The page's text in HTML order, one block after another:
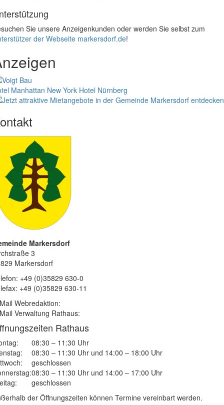
Sie unsere Anzeigenkunden oder werden Sie selbst zum
der Webseite markersdorf.de!
Manhattan New York Hotel Nürnberg
Markersdorf
3
Markersdorf
+49 (0)35829 630-0
+49 (0)35829 630-11
Webredaktion:
Verwaltung Rathaus:
Rathaus
08:30 – 11:30 Uhr
08:30 – 11:30 Uhr und 14:00 – 18:00 Uhr
geschlossen
08:30 – 11:30 Uhr und 14:00 – 17:00 Uhr
geschlossen
der Öffnungszeiten können Termine vereinbart werden.